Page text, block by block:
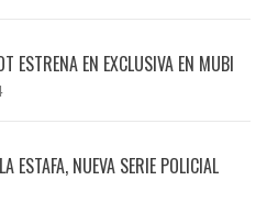
ESTRENA EN EXCLUSIVA EN MUBI
ESTAFA, NUEVA SERIE POLICIAL